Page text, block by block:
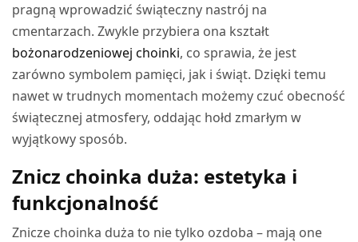
pragną wprowadzić świąteczny nastrój na
cmentarzach. Zwykle przybiera ona kształt
bożonarodzeniowej choinki, co sprawia, że jest
zarówno symbolem pamięci, jak i świąt. Dzięki temu
nawet w trudnych momentach możemy czuć obecność
świątecznej atmosfery, oddając hołd zmarłym w
wyjątkowy sposób.
Znicz choinka duża: estetyka i
funkcjonalność
Znicze choinka duża to nie tylko ozdoba – mają one